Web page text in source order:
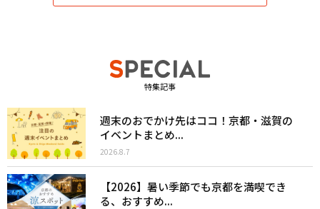
特集記事
週末のおでかけ先はココ！京都・滋賀の
イベントまとめ...
2026.8.7
【2026】暑い季節でも京都を満喫でき
る、おすすめ...